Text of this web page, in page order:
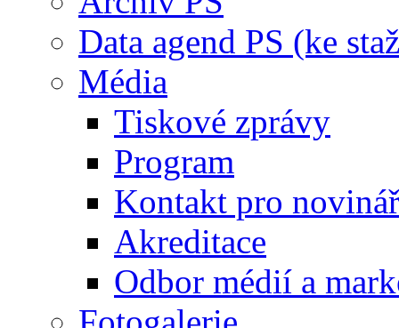
Data agend PS (ke
Média
Tiskové zprávy
Program
Kontakt pro
Akreditace
Odbor médií a